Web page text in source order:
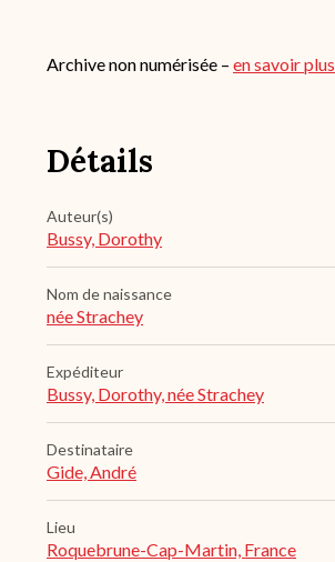
Archive non numérisée – en savoir plus
Détails
Auteur(s)
Bussy, Dorothy
Nom de naissance
née Strachey
Expéditeur
Bussy, Dorothy, née Strachey
Destinataire
Gide, André
Lieu
Roquebrune-Cap-Martin, France